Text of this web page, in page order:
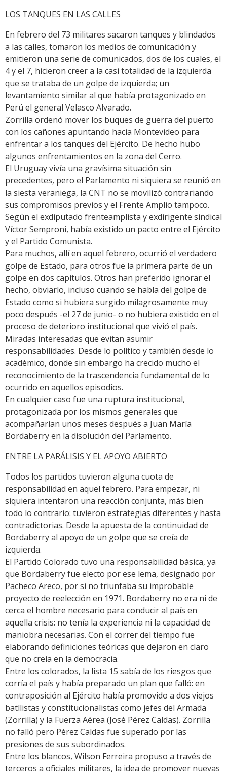
LOS TANQUES EN LAS CALLES
En febrero del 73 militares sacaron tanques y blindados
a las calles, tomaron los medios de comunicación y
emitieron una serie de comunicados, dos de los cuales, el
4 y el 7, hicieron creer a la casi totalidad de la izquierda
que se trataba de un golpe de izquierda; un
levantamiento similar al que había protagonizado en
Perú el general Velasco Alvarado.
Zorrilla ordenó mover los buques de guerra del puerto
con los cañones apuntando hacia Montevideo para
enfrentar a los tanques del Ejército. De hecho hubo
algunos enfrentamientos en la zona del Cerro.
El Uruguay vivía una gravísima situación sin
precedentes, pero el Parlamento ni siquiera se reunió en
la siesta veraniega, la CNT no se movilizó contrariando
sus compromisos previos y el Frente Amplio tampoco.
Según el exdiputado frenteamplista y exdirigente sindical
Víctor Semproni, había existido un pacto entre el Ejército
y el Partido Comunista.
Para muchos, allí en aquel febrero, ocurrió el verdadero
golpe de Estado, para otros fue la primera parte de un
golpe en dos capítulos. Otros han preferido ignorar el
hecho, obviarlo, incluso cuando se habla del golpe de
Estado como si hubiera surgido milagrosamente muy
poco después -el 27 de junio- o no hubiera existido en el
proceso de deterioro institucional que vivió el país.
Miradas interesadas que evitan asumir
responsabilidades. Desde lo político y también desde lo
académico, donde sin embargo ha crecido mucho el
reconocimiento de la trascendencia fundamental de lo
ocurrido en aquellos episodios.
En cualquier caso fue una ruptura institucional,
protagonizada por los mismos generales que
acompañarían unos meses después a Juan María
Bordaberry en la disolución del Parlamento.
ENTRE LA PARÁLISIS Y EL APOYO ABIERTO
Todos los partidos tuvieron alguna cuota de
responsabilidad en aquel febrero. Para empezar, ni
siquiera intentaron una reacción conjunta, más bien
todo lo contrario: tuvieron estrategias diferentes y hasta
contradictorias. Desde la apuesta de la continuidad de
Bordaberry al apoyo de un golpe que se creía de
izquierda.
El Partido Colorado tuvo una responsabilidad básica, ya
que Bordaberry fue electo por ese lema, designado por
Pacheco Areco, por si no triunfaba su improbable
proyecto de reelección en 1971. Bordaberry no era ni de
cerca el hombre necesario para conducir al país en
aquella crisis: no tenía la experiencia ni la capacidad de
maniobra necesarias. Con el correr del tiempo fue
elaborando definiciones teóricas que dejaron en claro
que no creía en la democracia.
Entre los colorados, la lista 15 sabía de los riesgos que
corría el país y había preparado un plan que falló: en
contraposición al Ejército había promovido a dos viejos
batllistas y constitucionalistas como jefes del Armada
(Zorrilla) y la Fuerza Aérea (José Pérez Caldas). Zorrilla
no falló pero Pérez Caldas fue superado por las
presiones de sus subordinados.
Entre los blancos, Wilson Ferreira propuso a través de
terceros a oficiales militares, la idea de promover nuevas